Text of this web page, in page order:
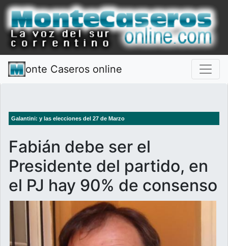
onte Caseros online
Galantini: y las elecciones del 27 de Marzo
Fabián debe ser el
Presidente del partido, en
el PJ hay 90% de consenso